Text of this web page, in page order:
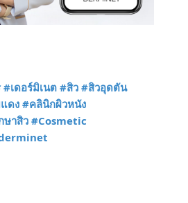
#เดอร์มิเนต #สิว #สิวอุดตัน
ดง #คลินิกผิวหนัง
ษาสิว #Cosmetic